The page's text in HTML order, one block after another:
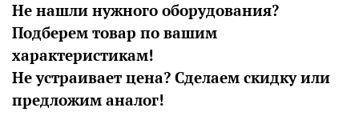
Не нашли нужного оборудования?
Подберем товар по вашим
характеристикам!
Не устраивает цена? Сделаем скидку или
предложим аналог!